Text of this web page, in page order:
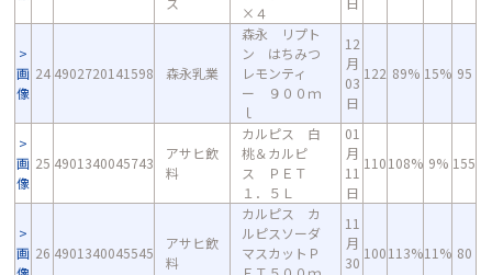
×４
画
像
24 4902720141598 森永乳業
森永 リプト
ン はちみつ
レモンティ
ー ９００ｍ
ｌ
12
月
03
日
122 89% 15% 95
画
像
25 4901340045743
アサヒ飲
料
カルピス 白
桃＆カルピ
ス ＰＥＴ
１．５Ｌ
01
月
11
日
110108% 9% 155
画 26 4901340045545
アサヒ飲
料
カルピス カ
ルピスソーダ
マスカットＰ
11
月
30
100113%11% 80